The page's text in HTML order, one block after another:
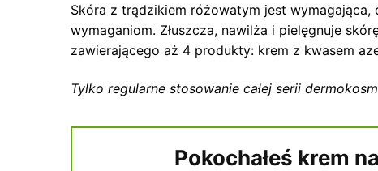
Skóra z trądzikiem różowatym jest
wymaganiom. Złuszcza, nawilża i pielęgnuje
zawierającego aż 4 produkty: krem z kwasem
Tylko regularne stosowanie całej serii
Pokochałeś krem